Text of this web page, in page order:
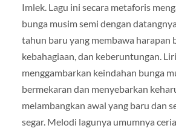
Imlek. Lagu ini secara metaforis
bunga musim semi dengan
tahun baru yang membawa harapan
kebahagiaan, dan keberuntungan.
menggambarkan keindahan bunga
bermekaran dan menyebarkan
melambangkan awal yang baru dan
segar. Melodi lagunya umumnya